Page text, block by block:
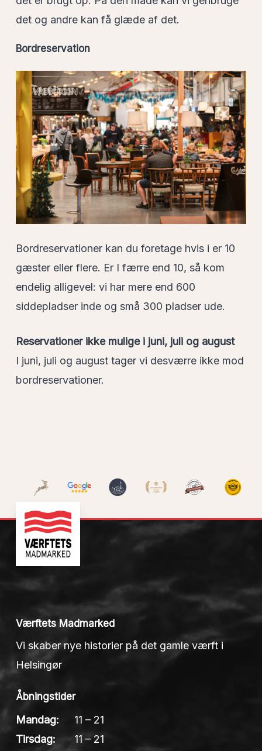
det og andre kan få glæde af det.
Bordreservation
Bordreservationer kan du foretage hvis i er 10
gæster eller flere. Er I færre end 10, så kom
endelig alligevel: vi har mere end 600
siddepladser inde og små 300 pladser ude.
Reservationer ikke mulige i juni, juli og august
I juni, juli og august tager vi desværre ikke mod
bordreservationer.
Værftets Madmarked
Vi skaber nye historier på det gamle værft i
Helsingør
Åbningstider
Mandag:
11 – 21
Tirsdag:
11 – 21